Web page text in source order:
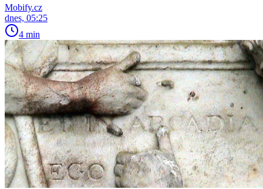
Mobify.cz
dnes, 05:25
4 min